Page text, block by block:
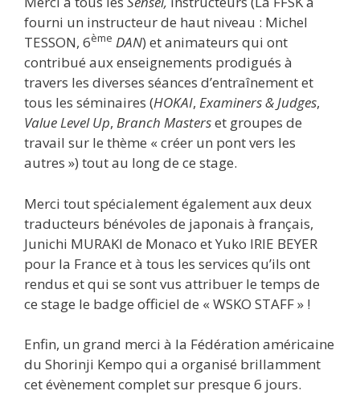
fourni un instructeur de haut niveau : Michel
TESSON, 6ème DAN) et animateurs qui ont
contribué aux enseignements prodigués à
travers les diverses séances d’entraînement et
tous les séminaires (HOKAI, Examiners & Judges,
Value Level Up, Branch Masterset groupes de
travail sur le thème « créer un pont vers les
autres ») tout au long de ce stage.
Merci tout spécialement également aux deux
traducteurs bénévoles de japonais à français,
Junichi MURAKI de Monaco et Yuko IRIE BEYER
pour la France et à tous les services qu’ils ont
rendus et qui se sont vus attribuer le temps de
ce stage le badge officiel de « WSKO STAFF » !
Enfin, un grand merci à la Fédération américaine
du Shorinji Kempo qui a organisé brillamment
cet évènement complet sur presque 6 jours.